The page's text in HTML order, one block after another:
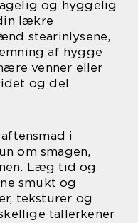
og hyggelig
lækre
stearinlysene,
af hygge
venner eller
og del
i
om smagen,
Læg tid og
smukt og
teksturer og
tallerkener